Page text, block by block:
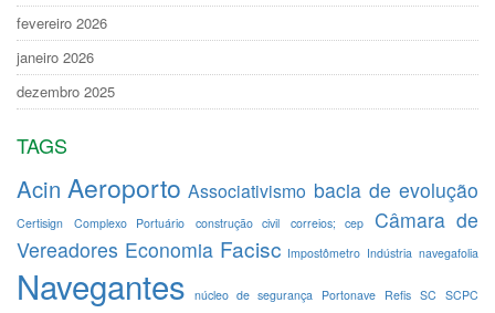
fevereiro 2026
janeiro 2026
dezembro 2025
TAGS
Acin Aeroporto Associativismo bacia de evolução
Certisign Complexo Portuário construção civil correios; cep
Câmara de
Vereadores Economia Facisc Impostômetro Indústria navegafolia
Navegantes núcleo de segurança Portonave Refis SC SCPC